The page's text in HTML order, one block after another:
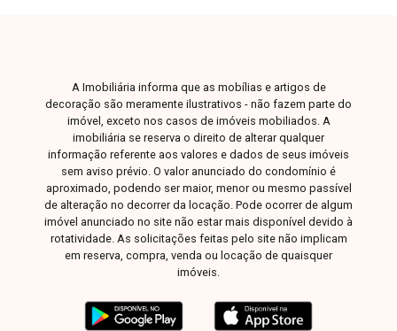
A Imobiliária informa que as mobílias e artigos de
decoração são meramente ilustrativos - não fazem parte do
imóvel, exceto nos casos de imóveis mobiliados. A
imobiliária se reserva o direito de alterar qualquer
informação referente aos valores e dados de seus imóveis
sem aviso prévio. O valor anunciado do condomínio é
aproximado, podendo ser maior, menor ou mesmo passível
de alteração no decorrer da locação. Pode ocorrer de algum
imóvel anunciado no site não estar mais disponível devido à
rotatividade. As solicitações feitas pelo site não implicam
em reserva, compra, venda ou locação de quaisquer
imóveis.